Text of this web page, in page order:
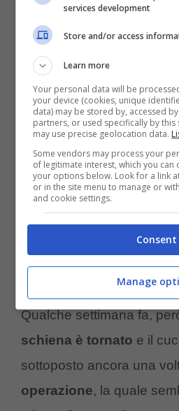
già stato sottoposto ad un
2016, quando aveva
stesso problema, e
ripreso completamente.
Ti potrebbe interessare
Evans insieme al suo
Rescue Dog Day – FOTO
L’anno scorso, tra l’altro,
subito anche un
fegato, anch’esso
Qualche settimana fa,
schiena è tornato e il
sottoposto ancora una
operazione, la quale
services development
Store and/or access
Learn more
Your personal data will be
your device (cookies, unique
data) may be stored by, accessed
partners, or used specifically by
may use precise geolocation data.
Some vendors may process your
of legitimate interest, which you
your options below. Look for a link
or in the site menu to manage or
and cookie settings.
Consent
Manage